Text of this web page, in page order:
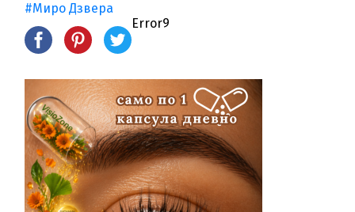
#Миро Дзвера
Error9